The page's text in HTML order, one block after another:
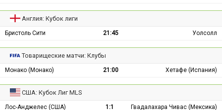
Англия: Кубок лиги
Бристоль Сити 21:45 Уолсолл
Товарищеские матчи: Клубы
Монако (Монако) 21:00 Хетафе (Испания)
США: Кубок Лиг MLS
Лос-Анджелес (США) 1:1
Гвадалахара Чивас (Мексика)